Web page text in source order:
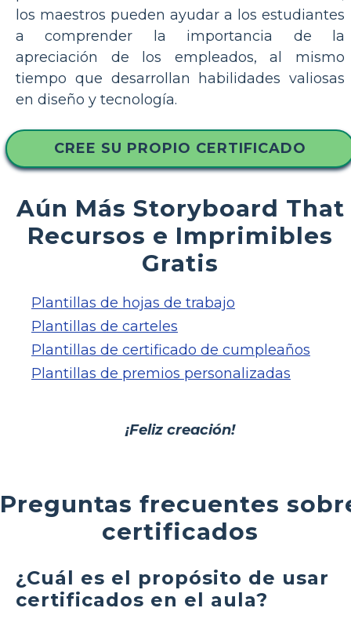
los maestros pueden ayudar a los estudiantes
a comprender la importancia de la
apreciación de los empleados, al mismo
tiempo que desarrollan habilidades valiosas
en diseño y tecnología.
CREE SU PROPIO CERTIFICADO
Aún Más Storyboard That
Recursos e Imprimibles
Gratis
Plantillas de hojas de trabajo
Plantillas de carteles
Plantillas de certificado de cumpleaños
Plantillas de premios personalizadas
¡Feliz creación!
Preguntas frecuentes
certificados
¿Cuál es el propósito de usar
certificados en el aula?